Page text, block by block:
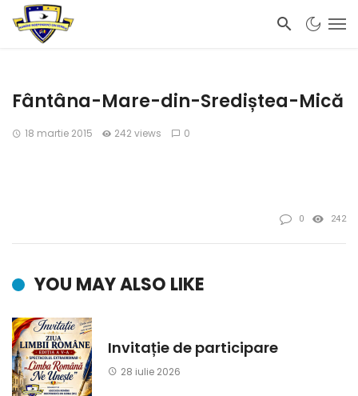
Fântâna-Mare-din-Srediștea-Mică
18 martie 2015 242 views 0
0 242
YOU MAY ALSO LIKE
Invitație de participare
28 iulie 2026